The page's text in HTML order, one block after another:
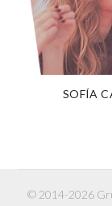
SOFÍA
© 2014-2026